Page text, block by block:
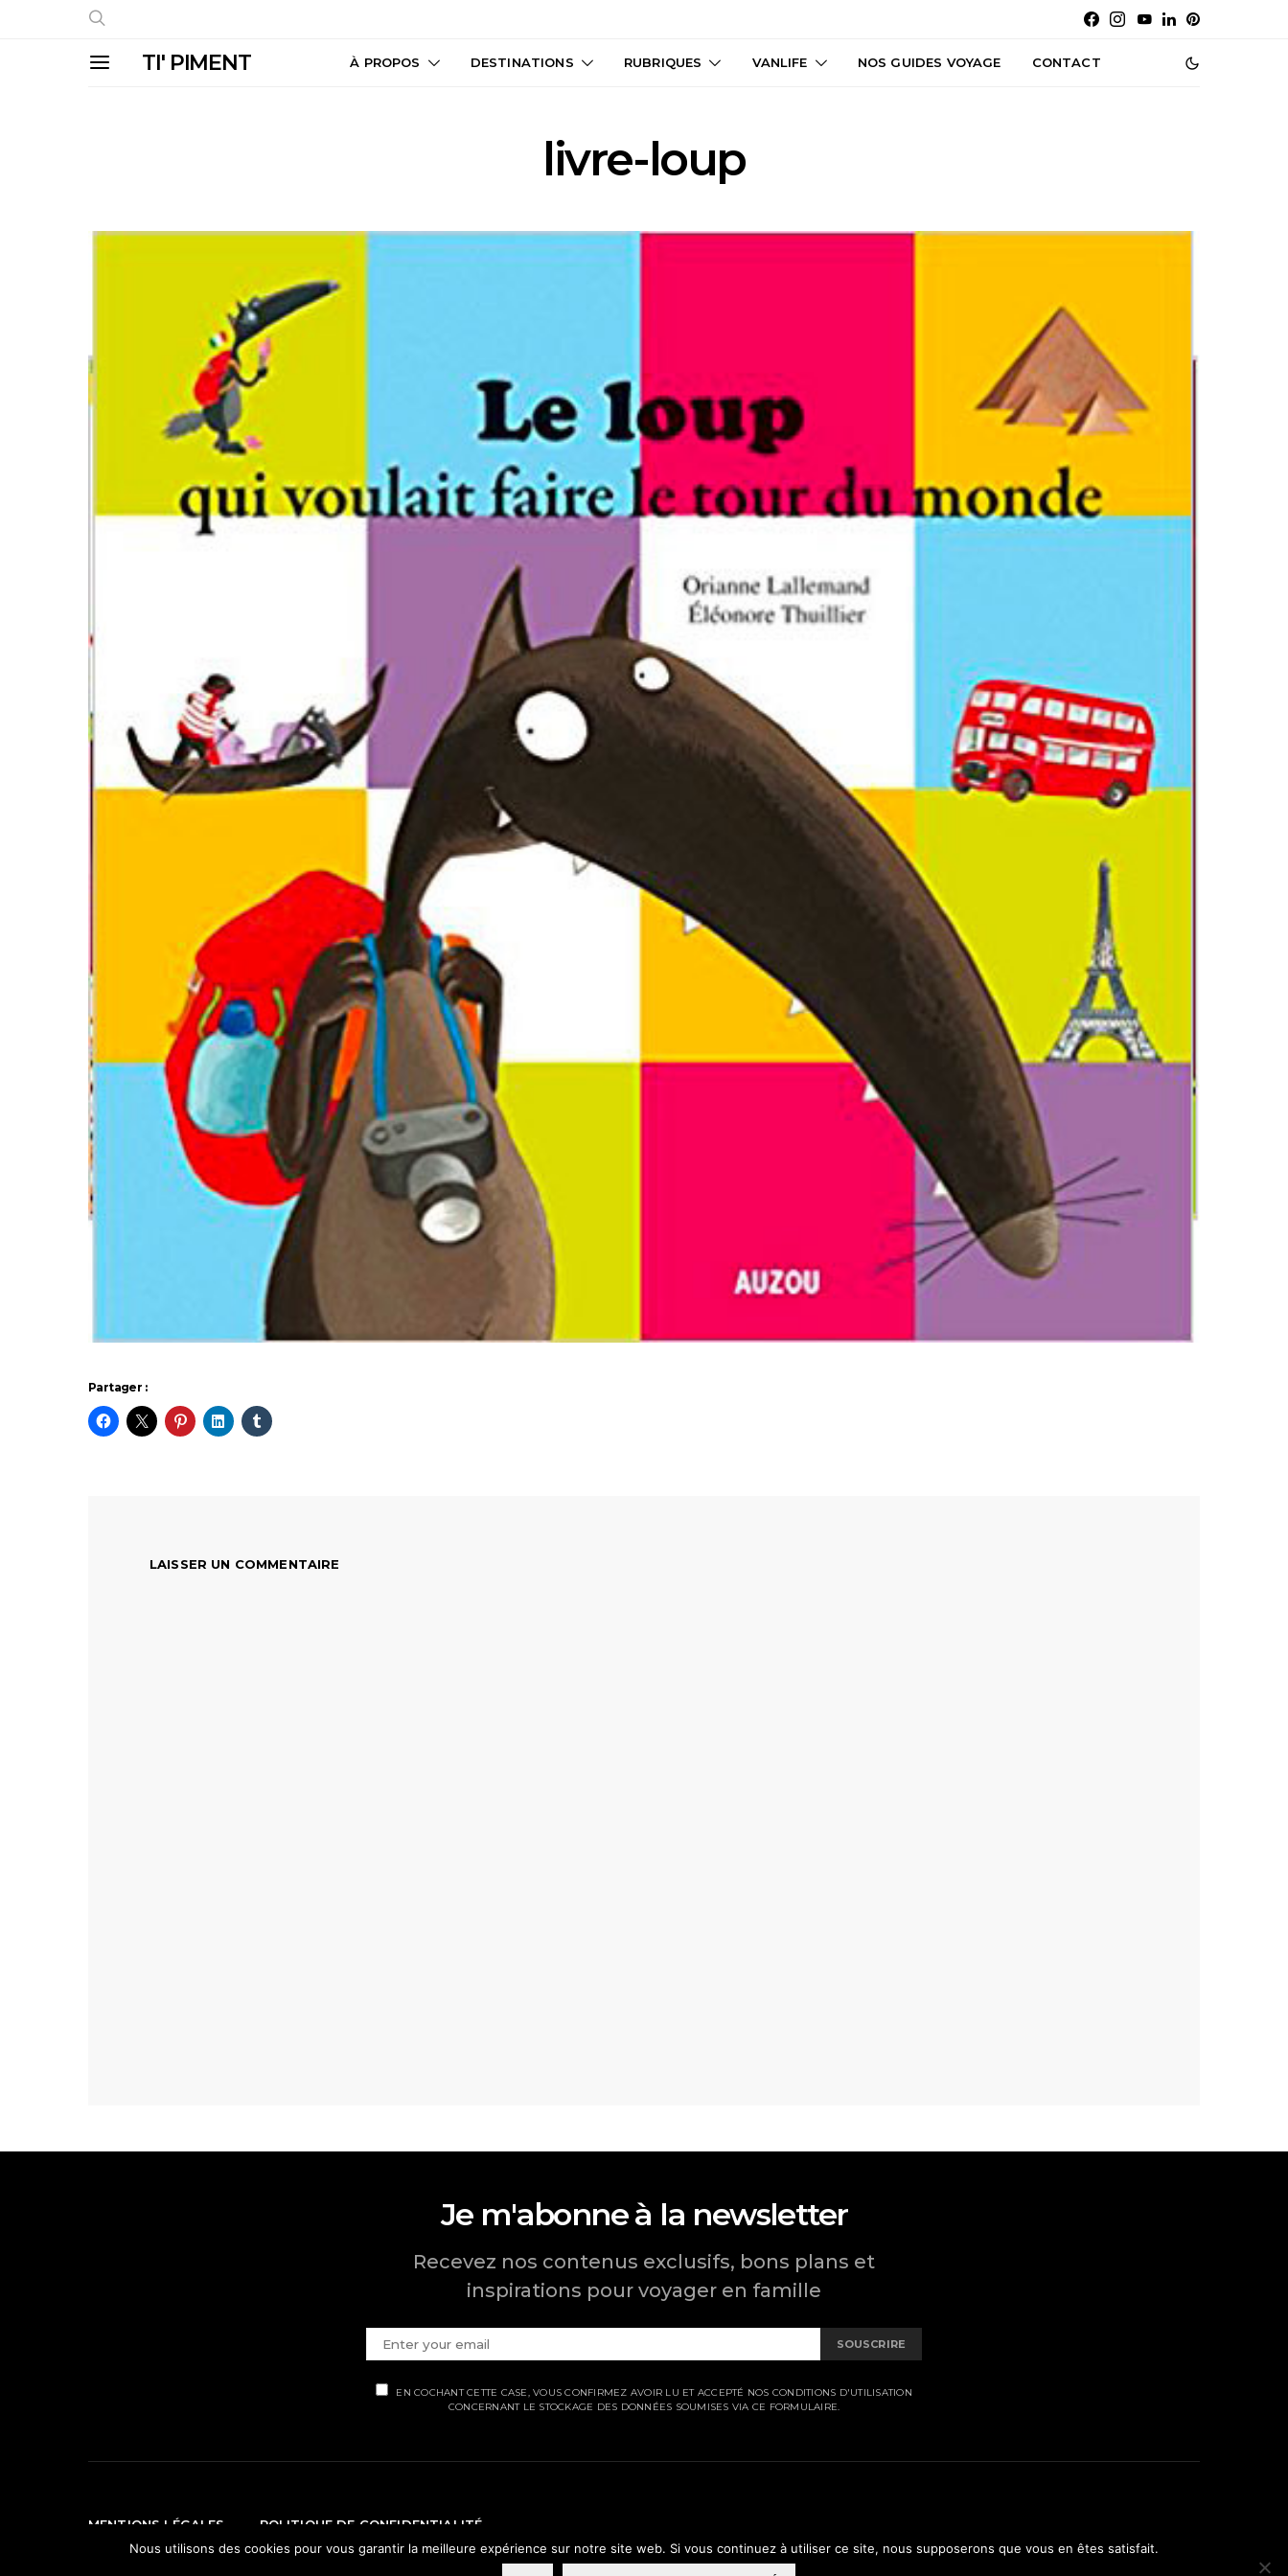
TI' PIMENT À PROPOS DESTINATIONS RUBRIQUES VANLIFE NOS GUIDES VOYAGE CONTACT
livre-loup
Partager :
LAISSER UN COMMENTAIRE
Je m'abonne à la newsletter
Recevez nos contenus exclusifs, bons plans et
inspirations pour voyager en famille
SOUSCRIRE
EN COCHANT CETTE CASE, VOUS CONFIRMEZ AVOIR LU ET ACCEPTÉ NOS CONDITIONS D'UTILISATION
CONCERNANT LE STOCKAGE DES DONNÉES SOUMISES VIA CE FORMULAIRE.
MENTIONS LÉGALES POLITIQUE DE CONFIDENTIALITÉ
© Ti' Piment 2012 - 2026
Nous utilisons des cookies pour vous garantir la meilleure expérience sur notre site web. Si vous continuez à utiliser ce site, nous supposerons que vous en êtes satisfait.